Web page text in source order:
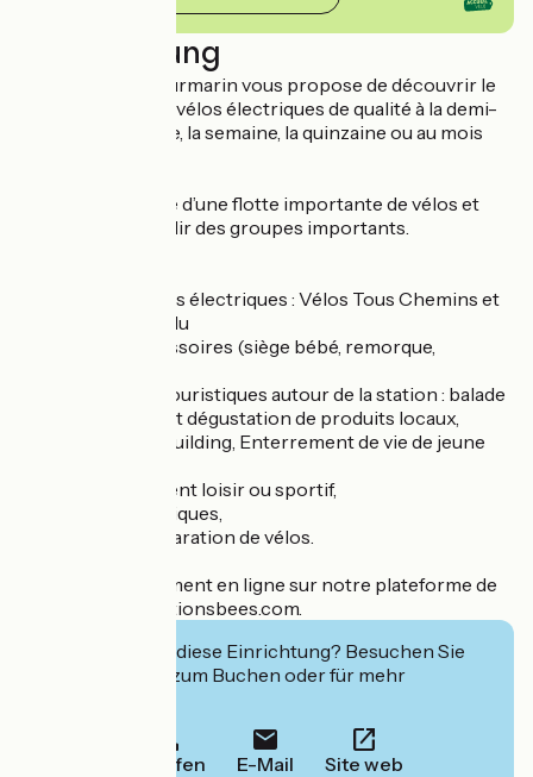
Beschreibung
Stations Bee’s Lourmarin vous propose de découvrir le
Luberon avec ses vélos électriques de qualité à la demi-
journée, la journée, la semaine, la quinzaine ou au mois
La station dispose d’une flotte importante de vélos et
peut donc accueillir des groupes importants.
- Location de vélos électriques : Vélos Tous Chemins et
VTT tout suspendu
- Location d’accessoires (siège bébé, remorque,
- Circuits cyclo-touristiques autour de la station : balade
à vélo électrique et dégustation de produits locaux,
Séminaire, Teambuilding, Enterrement de vie de jeune
- Accompagnement loisir ou sportif,
- Conseils touristiques,
- Entretien et réparation de vélos.
Réservez directement en ligne sur notre plateforme de
location : www.stationsbees.com.
Interessiert Sie diese Einrichtung? Besuchen Sie
deren Website zum Buchen oder für mehr
Anrufen E-Mail Site web